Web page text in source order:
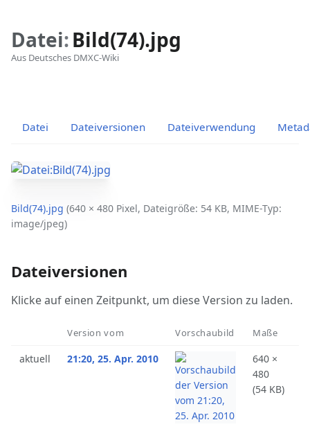
Datei:Bild(74).jpg
Aus Deutsches DMXC-Wiki
Datei Dateiversionen Dateiverwendung
Bild(74).jpg (640 × 480 Pixel, Dateigröße: 54 KB, MIME-Typ:
image/jpeg)
Dateiversionen
Klicke auf einen Zeitpunkt, um diese Version zu laden.
Version vom Vorschaubild Maße
aktuell 21:20, 25. Apr. 2010
640 ×
480
(54 KB)